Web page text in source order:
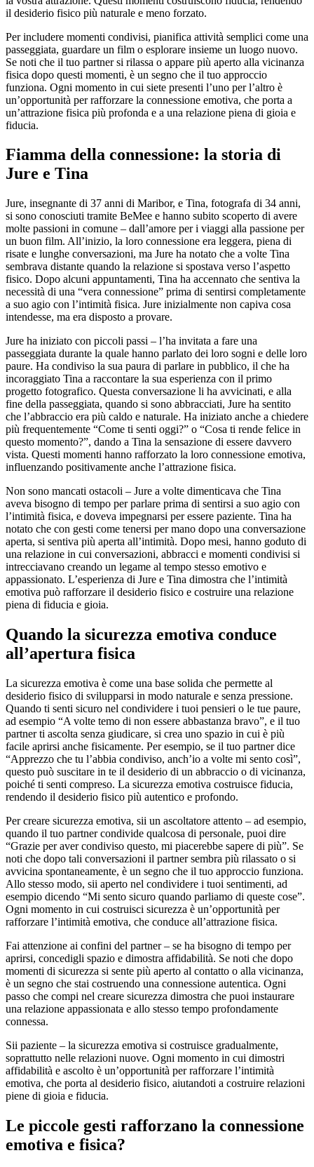
il desiderio fisico più naturale e meno forzato.
Per includere momenti condivisi, pianifica attività semplici come una
passeggiata, guardare un film o esplorare insieme un luogo nuovo.
Se noti che il tuo partner si rilassa o appare più aperto alla vicinanza
fisica dopo questi momenti, è un segno che il tuo approccio
funziona. Ogni momento in cui siete presenti l’uno per l’altro è
un’opportunità per rafforzare la connessione emotiva, che porta a
un’attrazione fisica più profonda e a una relazione piena di gioia e
fiducia.
Fiamma della connessione: la storia di
Jure e Tina
Jure, insegnante di 37 anni di Maribor, e Tina, fotografa di 34 anni,
si sono conosciuti tramite BeMee e hanno subito scoperto di avere
molte passioni in comune – dall’amore per i viaggi alla passione per
un buon film. All’inizio, la loro connessione era leggera, piena di
risate e lunghe conversazioni, ma Jure ha notato che a volte Tina
sembrava distante quando la relazione si spostava verso l’aspetto
fisico. Dopo alcuni appuntamenti, Tina ha accennato che sentiva la
necessità di una “vera connessione” prima di sentirsi completamente
a suo agio con l’intimità fisica. Jure inizialmente non capiva cosa
intendesse, ma era disposto a provare.
Jure ha iniziato con piccoli passi – l’ha invitata a fare una
passeggiata durante la quale hanno parlato dei loro sogni e delle loro
paure. Ha condiviso la sua paura di parlare in pubblico, il che ha
incoraggiato Tina a raccontare la sua esperienza con il primo
progetto fotografico. Questa conversazione li ha avvicinati, e alla
fine della passeggiata, quando si sono abbracciati, Jure ha sentito
che l’abbraccio era più caldo e naturale. Ha iniziato anche a chiedere
più frequentemente “Come ti senti oggi?” o “Cosa ti rende felice in
questo momento?”, dando a Tina la sensazione di essere davvero
vista. Questi momenti hanno rafforzato la loro connessione emotiva,
influenzando positivamente anche l’attrazione fisica.
Non sono mancati ostacoli – Jure a volte dimenticava che Tina
aveva bisogno di tempo per parlare prima di sentirsi a suo agio con
l’intimità fisica, e doveva impegnarsi per essere paziente. Tina ha
notato che con gesti come tenersi per mano dopo una conversazione
aperta, si sentiva più aperta all’intimità. Dopo mesi, hanno goduto di
una relazione in cui conversazioni, abbracci e momenti condivisi si
intrecciavano creando un legame al tempo stesso emotivo e
appassionato. L’esperienza di Jure e Tina dimostra che l’intimità
emotiva può rafforzare il desiderio fisico e costruire una relazione
piena di fiducia e gioia.
Quando la sicurezza emotiva conduce
all’apertura fisica
La sicurezza emotiva è come una base solida che permette al
desiderio fisico di svilupparsi in modo naturale e senza pressione.
Quando ti senti sicuro nel condividere i tuoi pensieri o le tue paure,
ad esempio “A volte temo di non essere abbastanza bravo”, e il tuo
partner ti ascolta senza giudicare, si crea uno spazio in cui è più
facile aprirsi anche fisicamente. Per esempio, se il tuo partner dice
“Apprezzo che tu l’abbia condiviso, anch’io a volte mi sento così”,
questo può suscitare in te il desiderio di un abbraccio o di vicinanza,
poiché ti senti compreso. La sicurezza emotiva costruisce fiducia,
rendendo il desiderio fisico più autentico e profondo.
Per creare sicurezza emotiva, sii un ascoltatore attento – ad esempio,
quando il tuo partner condivide qualcosa di personale, puoi dire
“Grazie per aver condiviso questo, mi piacerebbe sapere di più”. Se
noti che dopo tali conversazioni il partner sembra più rilassato o si
avvicina spontaneamente, è un segno che il tuo approccio funziona.
Allo stesso modo, sii aperto nel condividere i tuoi sentimenti, ad
esempio dicendo “Mi sento sicuro quando parliamo di queste cose”.
Ogni momento in cui costruisci sicurezza è un’opportunità per
rafforzare l’intimità emotiva, che conduce all’attrazione fisica.
Fai attenzione ai confini del partner – se ha bisogno di tempo per
aprirsi, concedigli spazio e dimostra affidabilità. Se noti che dopo
momenti di sicurezza si sente più aperto al contatto o alla vicinanza,
è un segno che stai costruendo una connessione autentica. Ogni
passo che compi nel creare sicurezza dimostra che puoi instaurare
una relazione appassionata e allo stesso tempo profondamente
connessa.
Sii paziente – la sicurezza emotiva si costruisce gradualmente,
soprattutto nelle relazioni nuove. Ogni momento in cui dimostri
affidabilità e ascolto è un’opportunità per rafforzare l’intimità
emotiva, che porta al desiderio fisico, aiutandoti a costruire relazioni
piene di gioia e fiducia.
Le piccole gesti rafforzano la connessione
emotiva e fisica?